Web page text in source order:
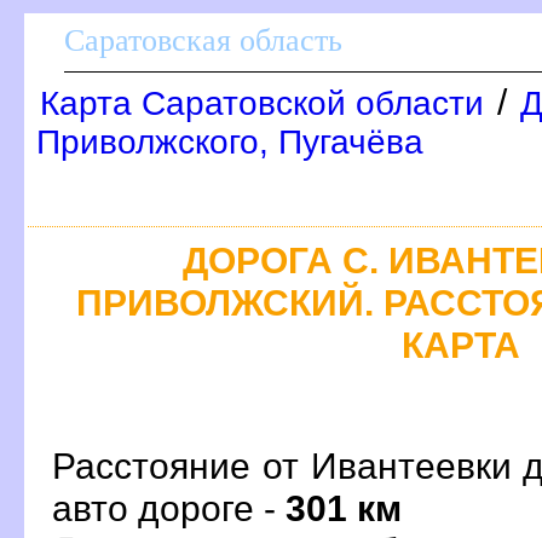
Саратовская область
Карта Саратовской области /
Приволжского, Пугачёва
ДОРОГА С.
ПРИВОЛЖСКИЙ.
КАРТА
Расстояние от Ивантеевки
авто дороге - 301 км